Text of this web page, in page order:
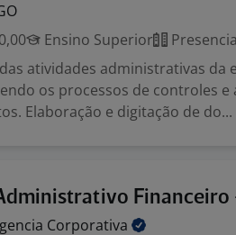
Ensino Superior
atividades administrativas da
os processos de controles
Elaboração e digitação de do...
Financeiro
Corporativa